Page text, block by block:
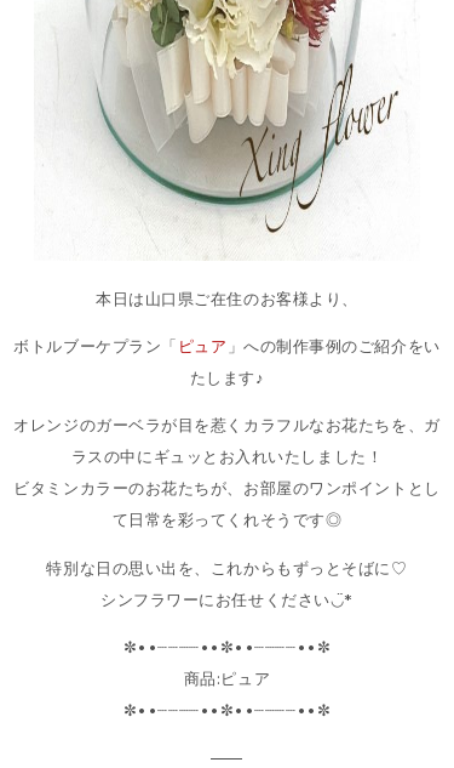
本日は山口県ご在住のお客様より、
ボトルブーケプラン「 ピュア 」への制作事例のご紹介をい
たします♪
オレンジのガーベラが目を惹くカラフルなお花たちを、ガ
ラスの中にギュッとお入れいたしました！
ビタミンカラーのお花たちが、お部屋のワンポイントとし
て日常を彩ってくれそうです◎
特別な日の思い出を、これからもずっとそばに♡
シンフラワーにお任せください◡̈*
✼••┈┈┈┈••✼••┈┈┈┈••✼
商品:ピュア
✼••┈┈┈┈••✼••┈┈┈┈••✼
——